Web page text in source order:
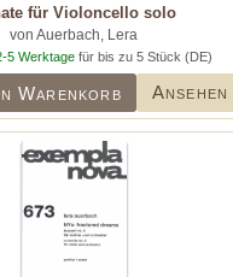
für Violoncello solo
von Auerbach, Lera
5 Werktagefür bis zu 5 Stück (DE)
Warenkorb Ansehen